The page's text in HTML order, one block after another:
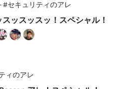
#セキュリティのアレ
ッスッスッ！スペシャル！
ィのアレ